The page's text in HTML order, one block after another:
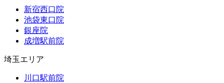
新宿西口院
池袋東口院
銀座院
成増駅前院
埼玉エリア
川口駅前院